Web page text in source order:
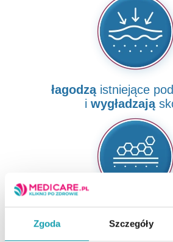
Zgoda Szczegóły
łagodząistniejące
i wygładzają
naskórkowej i